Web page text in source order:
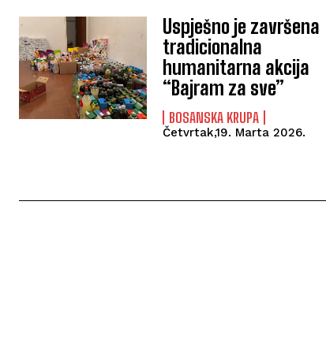
Uspješno je završena
tradicionalna
humanitarna akcija
“Bajram za sve”
BOSANSKA KRUPA
Četvrtak,19. Marta 2026.